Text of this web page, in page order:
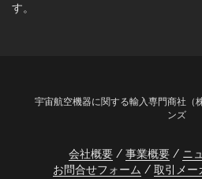
す。
宇宙航空機器に関する輸入専門商社（
ンズ
会社概要 事業概要 ニ
お問合せフォーム
取引メー